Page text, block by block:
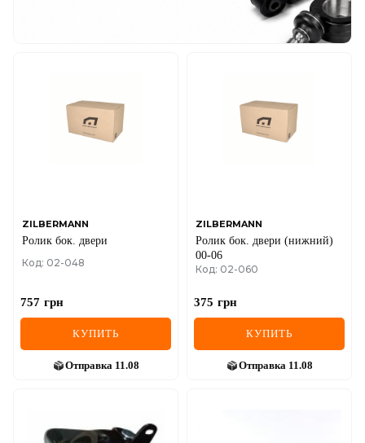
ZILBERMANN
Ролик бок. двери
Код: 02-048
757 грн
КУПИТЬ
Отправка 11.08
ZILBERMANN
Ролик бок. двери (нижний)
00-06
Код: 02-060
375 грн
КУПИТЬ
Отправка 11.08